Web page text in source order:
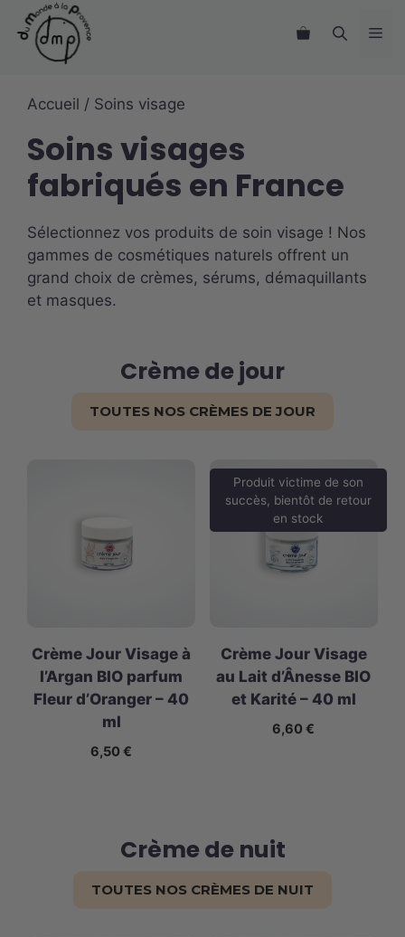
Aller
contenu
Accueil / Soins visage
Soins visages
fabriqués en France
Sélectionnez vos produits de soin visage ! Nos
gammes de cosmétiques naturels offrent un
grand choix de crèmes, sérums, démaquillants
et masques.
Crème de jour
TOUTES NOS CRÈMES DE JOUR
Crème Jour Visage à
l’Argan BIO parfum
Fleur d’Oranger – 40
ml
6,50€
Produit victime de son
succès, bientôt de retour
en stock
Crème Jour Visage
au Lait d’Ânesse BIO
et Karité – 40 ml
6,60€
Crème de nuit
TOUTES NOS CRÈMES DE NUIT